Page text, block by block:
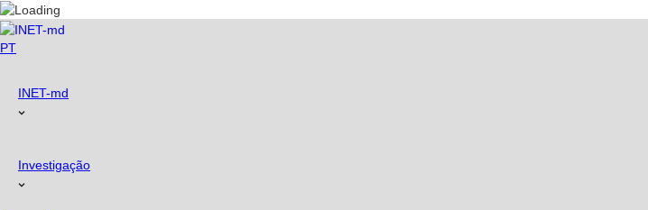
Skip
to
content
PT
INET-md
Investigação